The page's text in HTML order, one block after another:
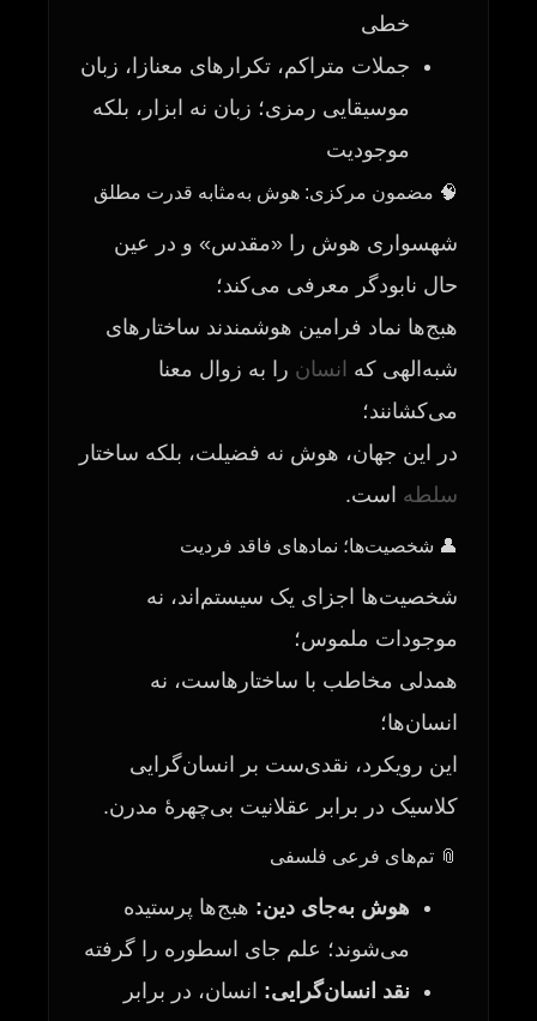
خطی
جملات متراکم، تکرارهای معنازا، زبان
موسیقایی‌ ‌رمزی؛ زبان نه ابزار، بلکه
موجودیت
🧠 مضمون مرکزی: هوش به‌مثابه قدرت مطلق
شهسواری هوش را «مقدس» و در عین
حال نابودگر معرفی می‌کند؛
هبج‌ها نماد فرامین هوشمندند ساختارهای
شبه‌الهی که انسان را به زوال معنا
می‌کشانند؛
در این جهان، هوش نه فضیلت، بلکه ساختار
سلطه است.
👤 شخصیت‌ها؛ نمادهای فاقد فردیت
شخصیت‌ها اجزای یک سیستم‌اند، نه
موجودات ملموس؛
همدلی مخاطب با ساختارهاست، نه
انسان‌ها؛
این رویکرد، نقدی‌ست بر انسان‌گرایی
کلاسیک در برابر عقلانیت بی‌چهرهٔ مدرن.
📎 تم‌های فرعی فلسفی
هوش به‌جای دین: هبج‌ها پرستیده
می‌شوند؛ علم جای اسطوره را گرفته
نقد انسان‌گرایی: انسان، در برابر